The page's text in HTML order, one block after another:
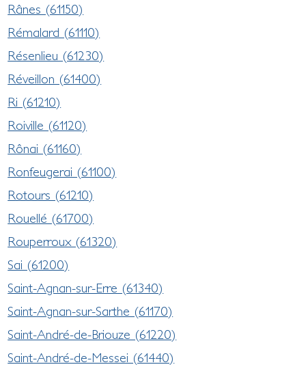
Rânes (61150)
Rémalard (61110)
Résenlieu (61230)
Réveillon (61400)
Ri (61210)
Roiville (61120)
Rônai (61160)
Ronfeugerai (61100)
Rotours (61210)
Rouellé (61700)
Rouperroux (61320)
Sai (61200)
Saint-Agnan-sur-Erre (61340)
Saint-Agnan-sur-Sarthe (61170)
Saint-André-de-Briouze (61220)
Saint-André-de-Messei (61440)